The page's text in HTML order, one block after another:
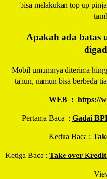
bisa melakukan top up
Apakah ada batas
Mobil umumnya diterima
tahun, namun bisa berbeda
WEB : https://
Pertama Baca : Gadai
Kedua Baca :
Ketiga Baca : Take over